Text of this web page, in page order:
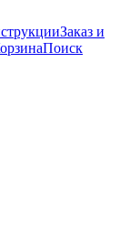
Заказ и
Поиск